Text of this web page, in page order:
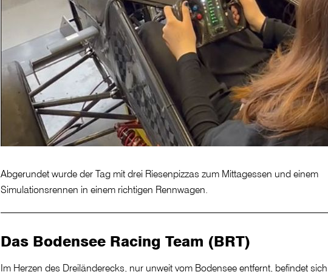
Abgerundet wurde der Tag mit drei Riesenpizzas zum Mittagessen und einem
Simulationsrennen in einem richtigen Rennwagen.
Das Bodensee Racing Team (BRT)
Im Herzen des Dreiländerecks, nur unweit vom Bodensee entfernt, befindet